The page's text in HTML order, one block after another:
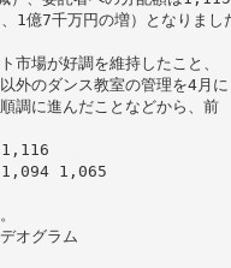
1億7千万円の増）となりまし
市場が好調を維持したこと、
外のダンス教室の管理を4月に
調に進んだことなどから、前
1,065
オグラム